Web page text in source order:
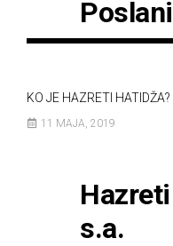
KO JE HAZRETI HATIDŽA?
11 MAJA, 2019
s.a.